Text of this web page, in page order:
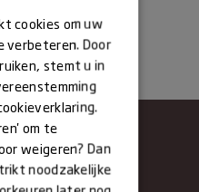
cookies om uw
verbeteren. Door
stemt u in
om te
weigeren? Dan
noodzakelijke